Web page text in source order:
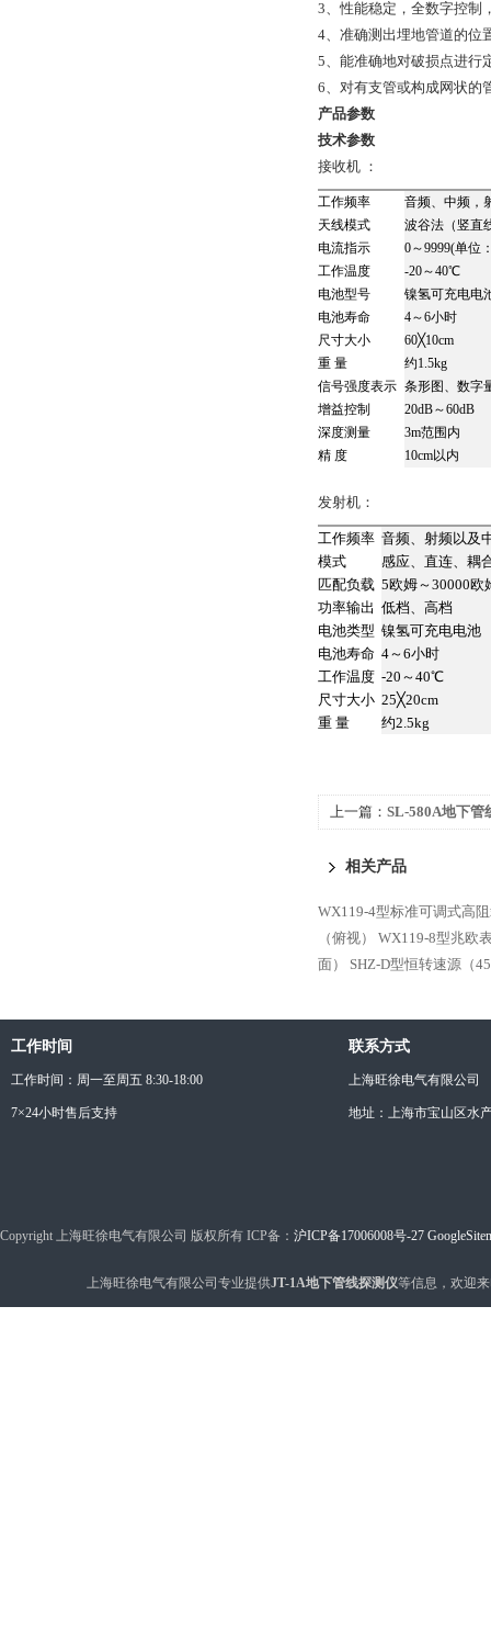
3、性能稳定，全数字控制
4、准确测出埋地管道的位
5、能准确地对破损点进行
6、对有支管或构成网状的
产品参数
技术参数
接收机 ：
工作频率
音频、中频，
天线模式
波谷法（竖直
电流指示
0～9999(单位
工作温度
-20～40℃
电池型号
镍氢可充电电
电池寿命
4～6小时
尺寸大小
60╳10cm
重 量
约1.5kg
信号强度表示 条形图、数字
增益控制
20dB～60dB
深度测量
3m范围内
精 度
10cm以内
发射机：
工作频率 音频、射频以及
模式
感应、直连、耦
匹配负载 5欧姆～30000欧
功率输出 低档、高档
电池类型 镍氢可充电电池
电池寿命 4～6小时
工作温度 -20～40℃
尺寸大小 25╳20cm
重 量
约2.5kg
上一篇： SL-580A地下管
相关产品
WX119-4型标准可调式高
（俯视）
WX119-8型兆欧
面）
SHZ-D型恒转速源（
工作时间
工作时间：周一至周五 8:30-18:00
7×24小时售后支持
联系方式
上海旺徐电气有限公司
地址：上海市宝山区水
Copyright 上海旺徐电气有限公司 版权所有 ICP备： 沪ICP备17006008号-27
上海旺徐电气有限公司专业提供JT-1A地下管线探测仪等信息，欢迎